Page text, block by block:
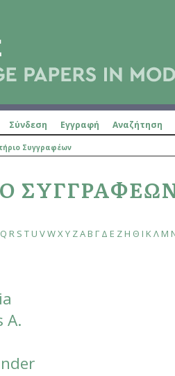
Σύνδεση Εγγραφή Αναζήτηση
Συγγραφέων
Q R S T U VWXY ZΑ Β Γ Δ Ε Ζ Η Θ Ι ΚΛ Μ
A.